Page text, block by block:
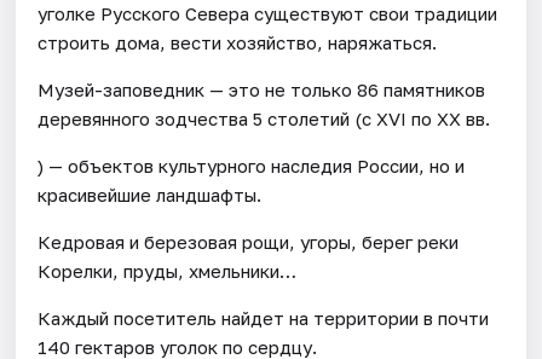
уголке Русского Севера существуют свои традиции
строить дома, вести хозяйство, наряжаться.
Музей-заповедник — это не только 86 памятников
деревянного зодчества 5 столетий (с XVI по ХХ вв.
) — объектов культурного наследия России, но и
красивейшие ландшафты.
Кедровая и березовая рощи, угоры, берег реки
Корелки, пруды, хмельники…
Каждый посетитель найдет на территории в почти
140 гектаров уголок по сердцу.